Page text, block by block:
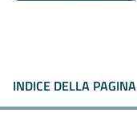
INDICE DELLA PAGINA